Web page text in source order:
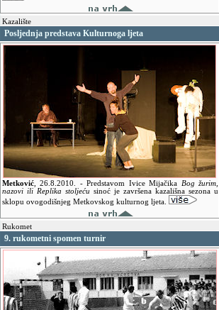
Kazalište
Posljednja predstava Kulturnoga ljeta
Metković ,26.8.2010. - Predstavom Ivice Mijačika
Bog žurim,
nazovi ili Replika stoljeću sinoć je završena kazališna sezona u
sklopu ovogodišnjeg Metkovskog kulturnog ljeta.
Rukomet
9. rukometni spomen turnir